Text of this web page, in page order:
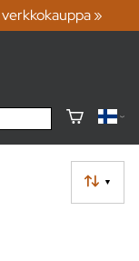
»
▼